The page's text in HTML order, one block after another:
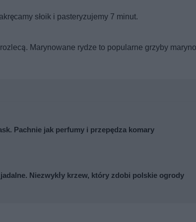
słoik i pasteryzujemy 7 minut.
Marynowane rydze to popularne grzyby
Pachnie jak perfumy i przepędza komary
Niezwykły krzew, który zdobi polskie ogrody